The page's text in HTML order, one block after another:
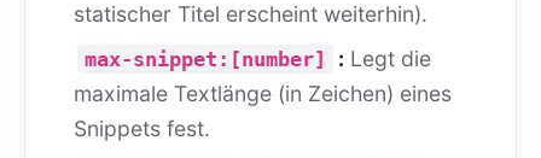
statischer Titel erscheint weiterhin).
max-snippet:[number] : Legt die
maximale Textlänge (in Zeichen) eines
Snippets fest.